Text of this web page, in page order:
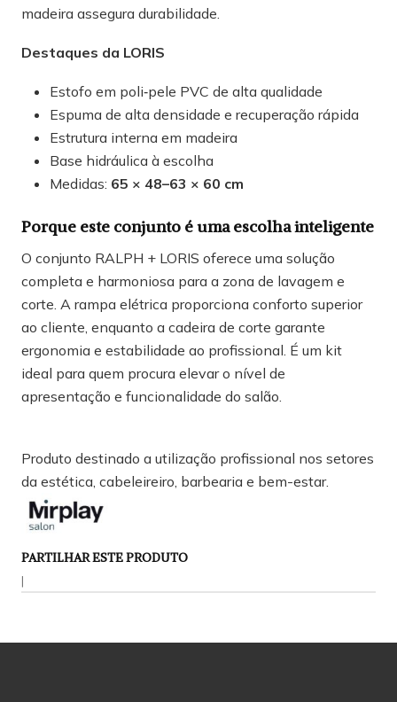
madeira assegura durabilidade.
Destaques da LORIS
Estofo em poli‑pele PVC de alta qualidade
Espuma de alta densidade e recuperação rápida
Estrutura interna em madeira
Base hidráulica à escolha
Medidas: 65 × 48–63 × 60 cm
Porque este conjunto é uma escolha inteligente
O conjunto RALPH + LORIS oferece uma solução
completa e harmoniosa para a zona de lavagem e
corte. A rampa elétrica proporciona conforto superior
ao cliente, enquanto a cadeira de corte garante
ergonomia e estabilidade ao profissional. É um kit
ideal para quem procura elevar o nível de
apresentação e funcionalidade do salão.
Produto destinado a utilização profissional nos setores
da estética, cabeleireiro, barbearia e bem-estar.
PARTILHAR ESTE PRODUTO
|